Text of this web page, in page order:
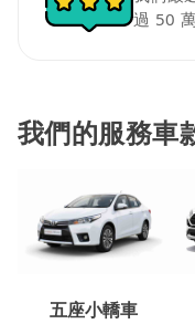
過 50
我們的服務車
五座小轎車